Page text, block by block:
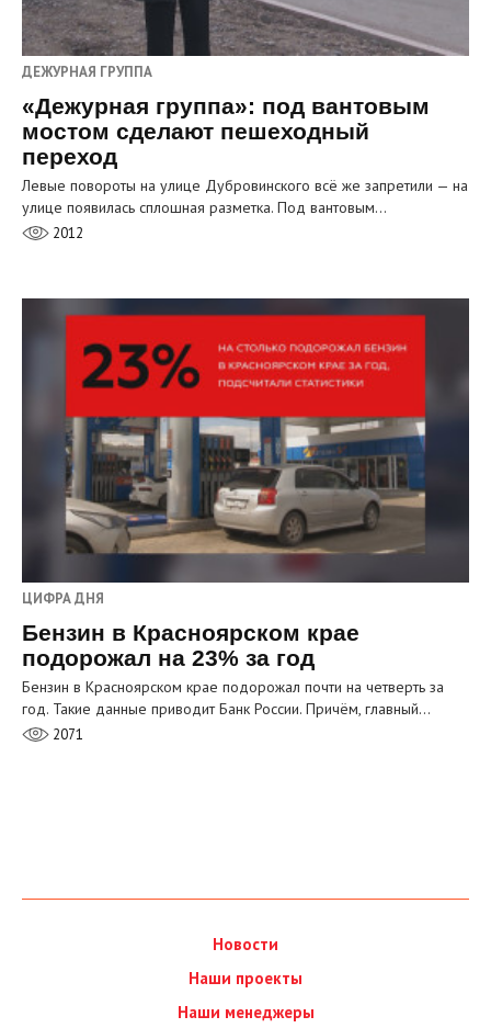
ДЕЖУРНАЯ ГРУППА
«Дежурная группа»: под вантовым
мостом сделают пешеходный
переход
Левые повороты на улице Дубровинского всё же запретили — на
улице появилась сплошная разметка. Под вантовым…
2012
ЦИФРА ДНЯ
Бензин в Красноярском крае
подорожал на 23% за год
Бензин в Красноярском крае подорожал почти на четверть за
год. Такие данные приводит Банк России. Причём, главный…
2071
Новости
Наши проекты
Наши менеджеры